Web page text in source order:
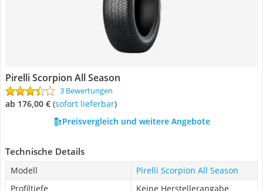
Pirelli Scorpion All Season
3 Bewertungen
ab 176,00 € ( Sofort lieferbar)
Preisvergleich und weitere Angebote
Technische Details
Modell
Pirelli Scorpion All Season
Profiltiefe
Keine Herstellerangabe